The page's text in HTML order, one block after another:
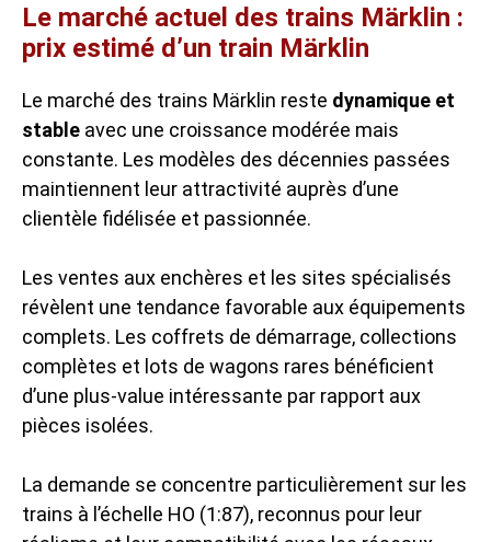
Le marché actuel des trains Märklin :
prix estimé d’un train Märklin
Le marché des trains Märklin reste dynamique et
stable avec une croissance modérée mais
constante. Les modèles des décennies passées
maintiennent leur attractivité auprès d’une
clientèle fidélisée et passionnée.
Les ventes aux enchères et les sites spécialisés
révèlent une tendance favorable aux équipements
complets. Les coffrets de démarrage, collections
complètes et lots de wagons rares bénéficient
d’une plus-value intéressante par rapport aux
pièces isolées.
La demande se concentre particulièrement sur les
trains à l’échelle HO (1:87), reconnus pour leur